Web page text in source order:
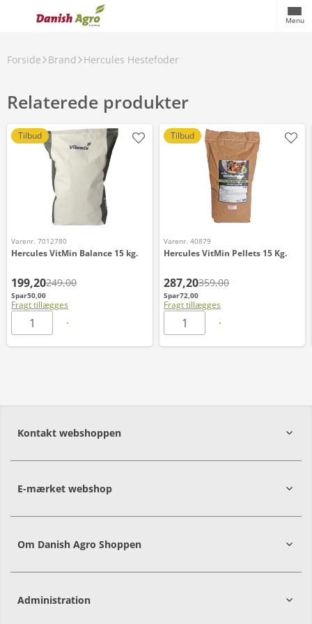
Menu
Forside Brand Hercules Hestefoder
Relaterede produkter
Tilbud
Varenr. 7012780
Hercules VitMin Balance 15 kg.
199,20249,00
Spar50,00
Fragt tillægges
Tilbud
Varenr. 40879
Hercules VitMin Pellets 15 Kg.
287,20359,00
Spar72,00
Fragt tillægges
Kontakt webshoppen
E-mærket webshop
Om Danish Agro Shoppen
Administration